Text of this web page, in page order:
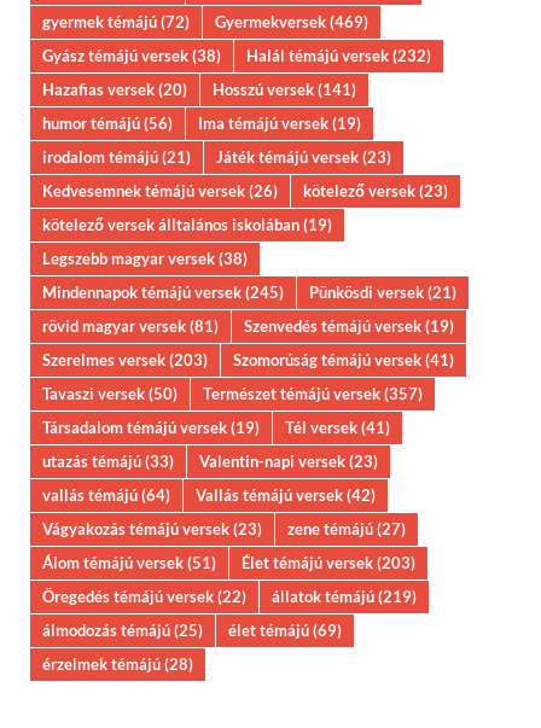
gyermek témájú(72) Gyermekversek(469)
Gyász témájú versek(38) Halál témájú versek(232)
Hazafias versek(20) Hosszú versek(141)
humor témájú(56) Ima témájú versek(19)
irodalom témájú(21) Játék témájú versek(23)
Kedvesemnek témájú versek(26) kötelező versek(23)
kötelező versek álltalános iskolában(19)
Legszebb magyar versek(38)
Mindennapok témájú versek(245) Pünkösdi versek(21)
rövid magyar versek(81) Szenvedés témájú versek(19)
Szerelmes versek(203) Szomorúság témájú versek(41)
Tavaszi versek(50) Természet témájú versek(357)
Társadalom témájú versek(19) Tél versek(41)
utazás témájú(33) Valentin-napi versek(23)
vallás témájú(64) Vallás témájú versek(42)
Vágyakozás témájú versek(23) zene témájú(27)
Álom témájú versek(51) Élet témájú versek(203)
Öregedés témájú versek(22) állatok témájú(219)
álmodozás témájú(25) élet témájú(69)
érzelmek témájú(28)